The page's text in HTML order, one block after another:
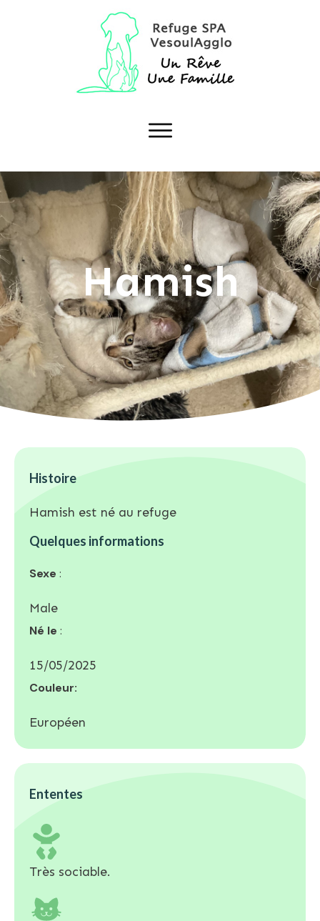
Hamish
Histoire
Hamish est né au refuge
Quelques informations
Sexe :
Male
Né le :
15/05/2025
Couleur:
Européen
Ententes
Très sociable.